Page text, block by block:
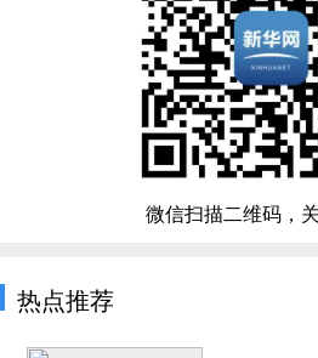
微信扫描二维码，
热点推荐